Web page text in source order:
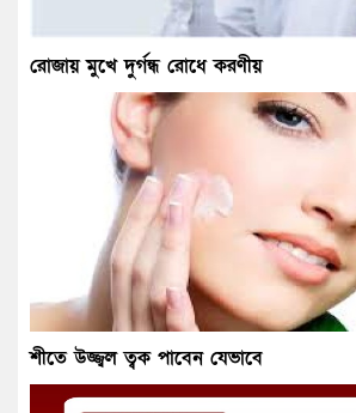
রোজায় মুখে দুর্গন্ধ রোধে করণীয়
শীতে উজ্জ্বল ত্বক পাবেন যেভাবে